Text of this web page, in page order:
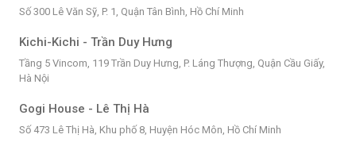
Số 300 Lê Văn Sỹ, P. 1, Quận Tân Bình, Hồ Chí Minh
Kichi-Kichi - Trần Duy Hưng
Tầng 5 Vincom, 119 Trần Duy Hưng, P. Láng Thượng, Quận Cầu Giấy,
Hà Nội
Gogi House - Lê Thị Hà
Số 473 Lê Thị Hà, Khu phố 8, Huyện Hóc Môn, Hồ Chí Minh